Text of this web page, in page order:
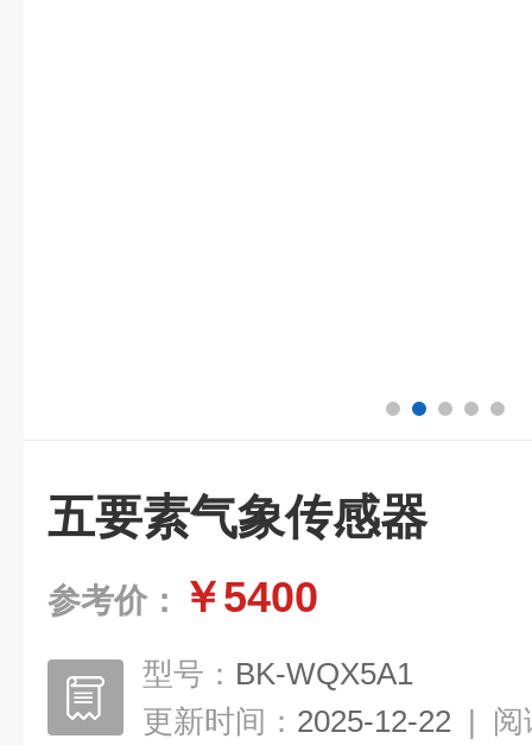
五要素气象传感器
参考价： ￥5400
型号： BK-WQX5A1
更新时间： 2025-12-22 | 阅